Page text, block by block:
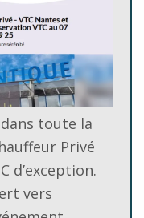
toute la
Privé
d’exception.
vers